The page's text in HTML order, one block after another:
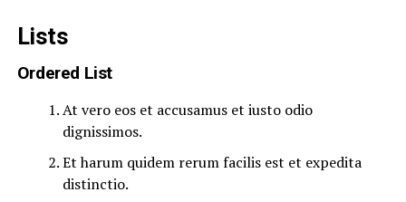
Lists
Ordered List
At vero eos et accusamus et iusto odio
dignissimos.
Et harum quidem rerum facilis est et expedita
distinctio.